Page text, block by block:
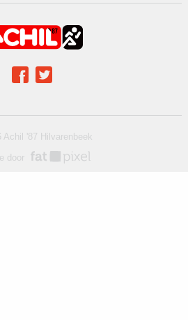
Achil '87 Hilvarenbeek
door